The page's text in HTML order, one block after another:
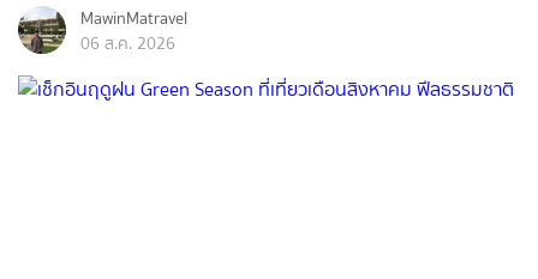
MawinMatravel
06 ส.ค. 2026